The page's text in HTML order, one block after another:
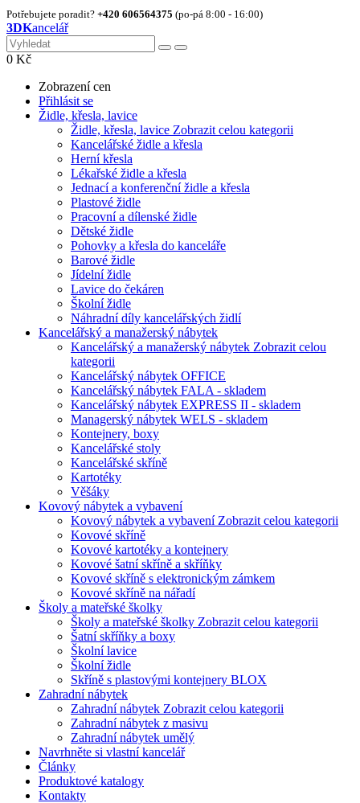
Potřebujete poradit? +420 606564375 (po-pá 8:00 - 16:00)
3DKancelář
0 Kč
Zobrazení cen
Přihlásit se
Židle, křesla, lavice
Židle, křesla, lavice Zobrazit celou kategorii
Kancelářské židle a křesla
Herní křesla
Lékařské židle a křesla
Jednací a konferenční židle a křesla
Plastové židle
Pracovní a dílenské židle
Dětské židle
Pohovky a křesla do kanceláře
Barové židle
Jídelní židle
Lavice do čekáren
Školní židle
Náhradní díly kancelářských židlí
Kancelářský a manažerský nábytek
Kancelářský a manažerský nábytek Zobrazit celou
kategorii
Kancelářský nábytek OFFICE
Kancelářský nábytek FALA - skladem
Kancelářský nábytek EXPRESS II - skladem
Managerský nábytek WELS - skladem
Kontejnery, boxy
Kancelářské stoly
Kancelářské skříně
Kartotéky
Věšáky
Kovový nábytek a vybavení
Kovový nábytek a vybavení Zobrazit celou kategorii
Kovové skříně
Kovové kartotéky a kontejnery
Kovové šatní skříně a skříňky
Kovové skříně s elektronickým zámkem
Kovové skříně na nářadí
Školy a mateřské školky
Školy a mateřské školky Zobrazit celou kategorii
Šatní skříňky a boxy
Školní lavice
Školní židle
Skříně s plastovými kontejnery BLOX
Zahradní nábytek
Zahradní nábytek Zobrazit celou kategorii
Zahradní nábytek z masivu
Zahradní nábytek umělý
Navrhněte si vlastní kancelář
Články
Produktové katalogy
Kontakty